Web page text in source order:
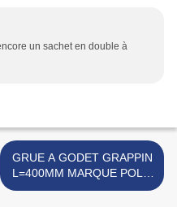
un sachet en double à
GRUE A GODET GRAPPIN
L=400MM MARQUE POLY-
PLASTIC >